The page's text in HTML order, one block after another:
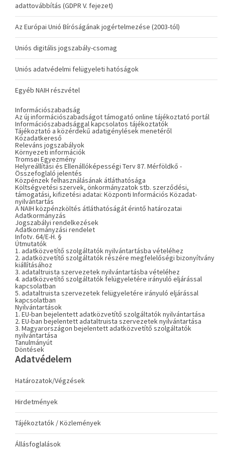
adattovábbítás (GDPR V. fejezet)
Az Európai Unió Bíróságának jogértelmezése (2003-tól)
Uniós digitális jogszabály-csomag
Uniós adatvédelmi felügyeleti hatóságok
Egyéb NAIH részvétel
Információszabadság
Az új információszabadságot támogató online tájékoztató portál
Információszabadsággal kapcsolatos tájékoztatók
Tájékoztató a közérdekű adatigénylések menetéről
Közadatkereső
Releváns jogszabályok
Környezeti információk
Tromsøi Egyezmény
Helyreállítási és Ellenállóképességi Terv 87. Mérföldkő -
Összefoglaló jelentés
Közpénzek felhasználásának átláthatósága
Költségvetési szervek, önkormányzatok stb. szerződési,
támogatási, kifizetési adatai: Központi Információs Közadat-
nyilvántartás
A NAIH közpénzköltés átláthatóságát érintő határozatai
Adatkormányzás
Jogszabályi rendelkezések
Adatkormányzási rendelet
Infotv. 64/E-H. §
Útmutatók
1. adatközvetítő szolgáltatók nyilvántartásba vételéhez
2. adatközvetítő szolgáltatók részére megfelelőségi bizonyítvány
kiállításához
3. adataltruista szervezetek nyilvántartásba vételéhez
4. adatközvetítő szolgáltatók felügyeletére irányuló eljárással
kapcsolatban
5. adataltruista szervezetek felügyeletére irányuló eljárással
kapcsolatban
Nyilvántartások
1. EU-ban bejelentett adatközvetítő szolgáltatók nyilvántartása
2. EU-ban bejelentett adataltruista szervezetek nyilvántartása
3. Magyarországon bejelentett adatközvetítő szolgáltatók
nyilvántartása
Tanulmányút
Döntések
Adatvédelem
Határozatok/Végzések
Hirdetmények
Tájékoztatók / Közlemények
Állásfoglalások